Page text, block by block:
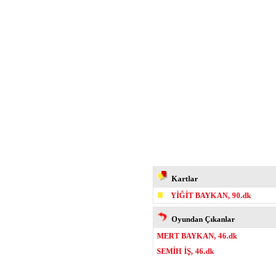
Kartlar
YİĞİT BAYKAN, 90.dk
Oyundan Çıkanlar
MERT BAYKAN, 46.dk
SEMİH İŞ, 46.dk